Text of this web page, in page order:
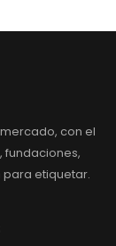
con el
fundaciones,
etiquetar.